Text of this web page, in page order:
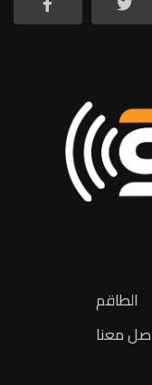
الطاقم
معنا